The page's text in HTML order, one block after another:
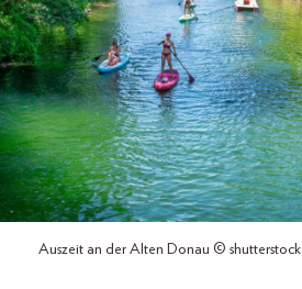
Auszeit an der Alten Donau © shutterstock